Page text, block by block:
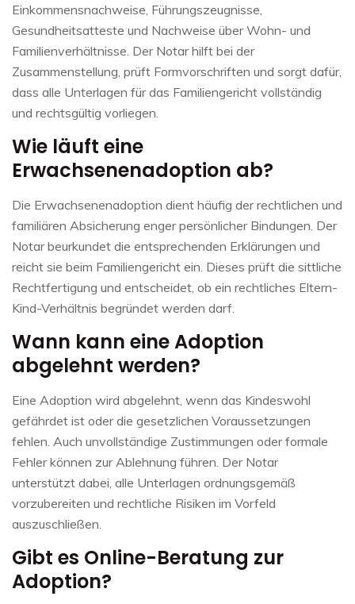
Einkommensnachweise, Führungszeugnisse,
Gesundheitsatteste und Nachweise über Wohn- und
Familienverhältnisse. Der Notar hilft bei der
Zusammenstellung, prüft Formvorschriften und sorgt dafür,
dass alle Unterlagen für das Familiengericht vollständig
und rechtsgültig vorliegen.
Wie läuft eine
Erwachsenenadoption ab?
Die Erwachsenenadoption dient häufig der rechtlichen und
familiären Absicherung enger persönlicher Bindungen. Der
Notar beurkundet die entsprechenden Erklärungen und
reicht sie beim Familiengericht ein. Dieses prüft die sittliche
Rechtfertigung und entscheidet, ob ein rechtliches Eltern-
Kind-Verhältnis begründet werden darf.
Wann kann eine Adoption
abgelehnt werden?
Eine Adoption wird abgelehnt, wenn das Kindeswohl
gefährdet ist oder die gesetzlichen Voraussetzungen
fehlen. Auch unvollständige Zustimmungen oder formale
Fehler können zur Ablehnung führen. Der Notar
unterstützt dabei, alle Unterlagen ordnungsgemäß
vorzubereiten und rechtliche Risiken im Vorfeld
auszuschließen.
Gibt es Online-Beratung zur
Adoption?